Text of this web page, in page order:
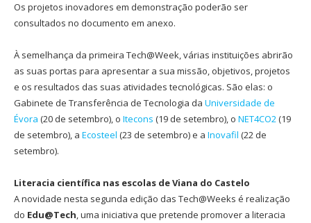
Os projetos inovadores em demonstração poderão ser
consultados no documento em anexo.
À semelhança da primeira Tech@Week, várias instituições abrirão
as suas portas para apresentar a sua missão, objetivos, projetos
e os resultados das suas atividades tecnológicas. São elas: o
Gabinete de Transferência de Tecnologia da Universidade de
Évora (20 de setembro), o Itecons (19 de setembro), o NET4CO2(19
de setembro), a Ecosteel (23 de setembro) e a Inovafil (22 de
setembro).
Literacia científica nas escolas de Viana do Castelo
A novidade nesta segunda edição das Tech@Weeks é realização
do Edu@Tech, uma iniciativa que pretende promover a literacia